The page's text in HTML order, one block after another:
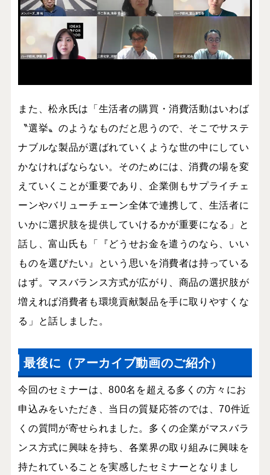
また、松永氏は「生活者の購買・消費活動はいわば
〝選挙〟のようなものだと思うので、そこでサステ
ナブルな製品が選ばれていくような世の中にしてい
かなければならない。そのためには、消費の場を変
えていくことが重要であり、企業側もサプライチェ
ーンやバリューチェーン全体で連携して、生活者に
いかに選択肢を提供していけるかが重要になる」と
話し、富山氏も「『どうせお金を遣うのなら、いい
ものを選びたい』という思いを消費者は持っている
はず。マスバランス方式が広がり、商品の選択肢が
増えれば消費者も環境貢献製品を手に取りやすくな
る」と話しました。
最後に（アーカイブ動画のご紹介）
今回のセミナーは、800名を超える多くの方々にお
申込みをいただき、当日の質疑応答のでは、70件近
くの質問が寄せられました。多くの企業がマスバラ
ンス方式に興味を持ち、各業界の取り組みに興味を
持たれていることを実感したセミナーとなりまし